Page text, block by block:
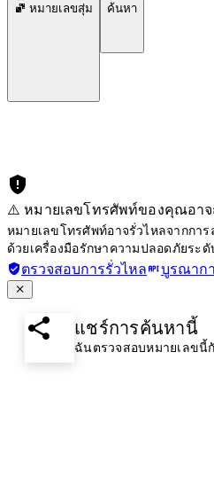
หมายเลขสุ่ม ค้นหา
⚠️ หมายเลขโทรศัพท์ของคุณอาจ
หมายเลขโทรศัพท์อาจรั่วไหลจากกา
ด้วยเครื่องมือรักษาความปลอดภัยระ
ตรวจสอบการรั่วไหล บูรณาก
แชร์การค้นหานี้
ฉันตรวจสอบหมายเลขนี้กั